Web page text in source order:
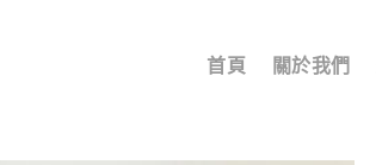
首頁 關於我們